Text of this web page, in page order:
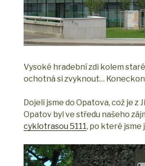
Vysoké hradební zdi kolem
ochotná si zvyknout…
Dojeli jsme do Opatova, což je z
Opatov byl ve středu našeho
cyklotrasou 5111, po které jsme